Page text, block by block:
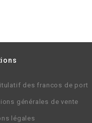
des francos de port
générales de vente
légales